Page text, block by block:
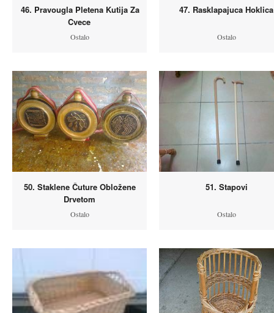
46. Pravougla Pletena Kutija Za
Cvece
Ostalo
47. Rasklapajuca Hoklica
Ostalo
50. Staklene Čuture Obložene
Drvetom
Ostalo
51. Stapovi
Ostalo